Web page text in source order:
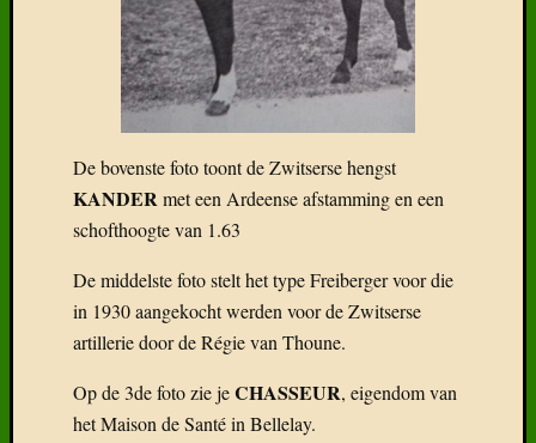
De bovenste foto toont de Zwitserse hengst
KANDERmet een Ardeense afstamming en een
schofthoogte van 1.63
De middelste foto stelt het type Freiberger voor die
in 1930 aangekocht werden voor de Zwitserse
artillerie door de Régie van Thoune.
Op de 3de foto zie jeCHASSEUR, eigendom van
het Maison de Santé in Bellelay.